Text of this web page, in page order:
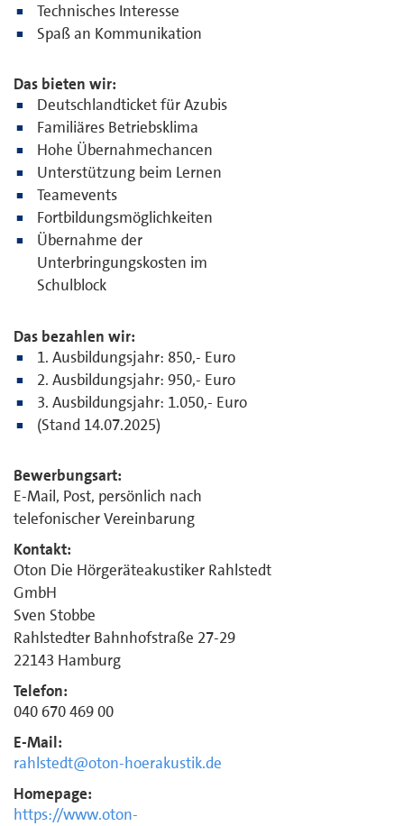
Technisches Interesse
Spaß an Kommunikation
Das bieten wir:
Deutschlandticket für Azubis
Familiäres Betriebsklima
Hohe Übernahmechancen
Unterstützung beim Lernen
Teamevents
Fortbildungsmöglichkeiten
Übernahme der
Unterbringungskosten im
Schulblock
Das bezahlen wir:
1. Ausbildungsjahr: 850,- Euro
2. Ausbildungsjahr: 950,- Euro
3. Ausbildungsjahr: 1.050,- Euro
(Stand 14.07.2025)
Bewerbungsart:
E-Mail, Post, persönlich nach
telefonischer Vereinbarung
Kontakt:
Oton Die Hörgeräteakustiker Rahlstedt
GmbH
Sven Stobbe
Rahlstedter Bahnhofstraße 27-29
22143 Hamburg
Telefon:
040 670 469 00
E-Mail:
rahlstedt@oton-hoerakustik.de
Homepage:
https://www.oton-